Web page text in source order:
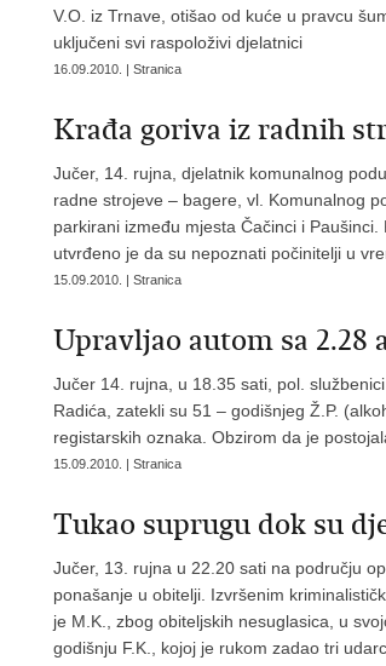
V.O. iz Trnave, otišao od kuće u pravcu
uključeni svi raspoloživi djelatnici
16.09.2010. | Stranica
Krađa goriva iz radnih
Jučer, 14. rujna, djelatnik komunalnog
radne strojeve – bagere, vl. Komunalnog
parkirani između mjesta Čačinci i
utvrđeno je da su nepoznati počinitelji u
15.09.2010. | Stranica
Upravljao autom sa 2.28
Jučer 14. rujna, u 18.35 sati, pol.
Radića, zatekli su 51 – godišnjeg Ž.P.
registarskih oznaka. Obzirom da je
15.09.2010. | Stranica
Tukao suprugu dok su
Jučer, 13. rujna u 22.20 sati na području
ponašanje u obitelji. Izvršenim
je M.K., zbog obiteljskih nesuglasica, u
godišnju F.K., kojoj je rukom zadao tri